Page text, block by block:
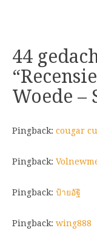
44
“
Woede –
Pingback: cougar
Pingback:
Pingback: ป้ายอัฐิ
Pingback: wing888